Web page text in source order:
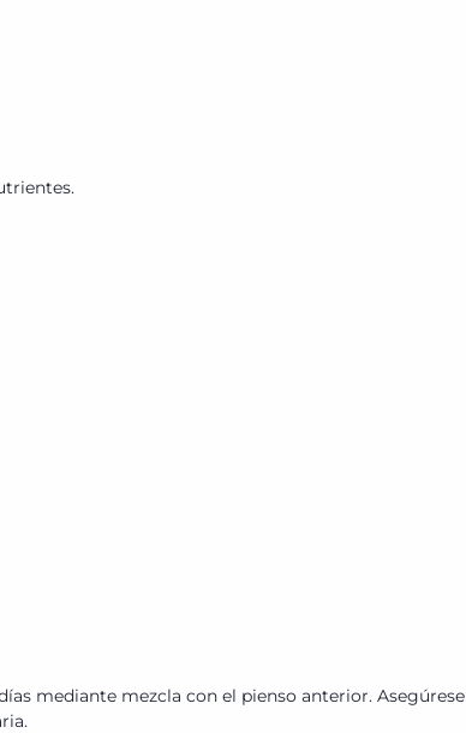
mediante mezcla con el pienso anterior. Asegúrese